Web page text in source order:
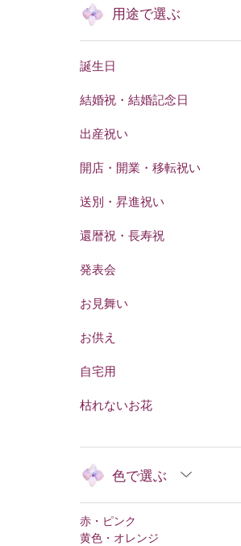
用途で選ぶ
誕生日
結婚祝・結婚記念日
出産祝い
開店・開業・移転祝い
送別・昇進祝い
還暦祝・長寿祝
発表会
お見舞い
お供え
自宅用
枯れないお花
色で選ぶ
赤・ピンク
黄色・オレンジ